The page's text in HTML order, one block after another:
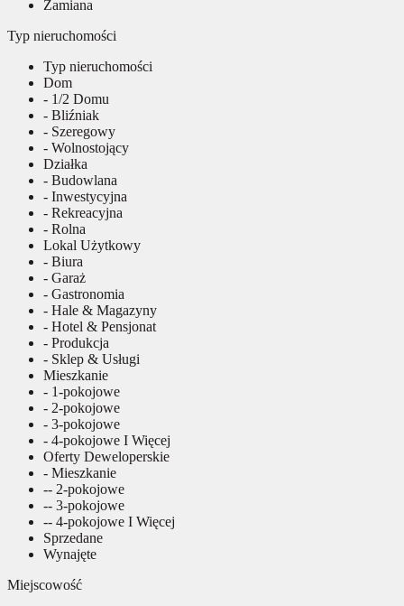
Zamiana
Typ nieruchomości
Typ nieruchomości
Dom
- 1/2 Domu
- Bliźniak
- Szeregowy
- Wolnostojący
Działka
- Budowlana
- Inwestycyjna
- Rekreacyjna
- Rolna
Lokal Użytkowy
- Biura
- Garaż
- Gastronomia
- Hale & Magazyny
- Hotel & Pensjonat
- Produkcja
- Sklep & Usługi
Mieszkanie
- 1-pokojowe
- 2-pokojowe
- 3-pokojowe
- 4-pokojowe I Więcej
Oferty Deweloperskie
- Mieszkanie
-- 2-pokojowe
-- 3-pokojowe
-- 4-pokojowe I Więcej
Sprzedane
Wynajęte
Miejscowość